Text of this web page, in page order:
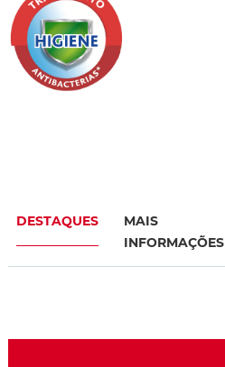
DESTAQUES
MAIS
INFORMAÇÕES